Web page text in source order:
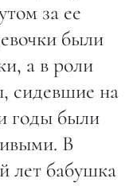
за ее
были
а в роли
сидевшие на
годы были
В
лет бабушка